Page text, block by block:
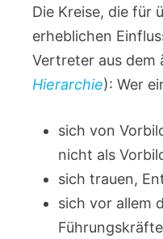
Die Kreise, die für
erheblichen
Vertreter aus dem
Hierarchie): Wer
sich von
nicht als
sich trauen,
sich vor allem